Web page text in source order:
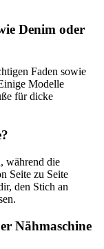
Denim oder
Faden sowie
Modelle
für dicke
während die
Seite zu Seite
den Stich an
Nähmaschine